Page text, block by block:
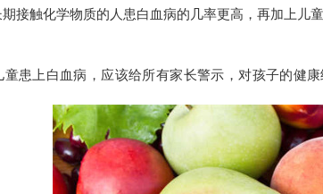
接触化学物质的人患白血病的几率更高，再加上儿
童患上白血病，应该给所有家长警示，对孩子的健